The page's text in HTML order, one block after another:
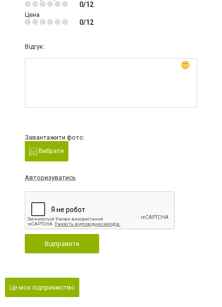
0/12
Цена
0/12
Відгук:
Завантажити фото:
Вибрати
Авторизуватись
Відправити
Це моє підприємство